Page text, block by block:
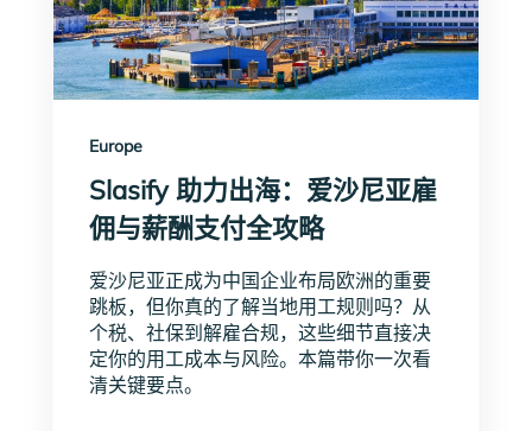
Europe
Slasify 助力出海：爱沙尼亚雇
佣与薪酬支付全攻略
爱沙尼亚正成为中国企业布局欧洲的重要
跳板，但你真的了解当地用工规则吗？从
个税、社保到解雇合规，这些细节直接决
定你的用工成本与风险。本篇带你一次看
清关键要点。